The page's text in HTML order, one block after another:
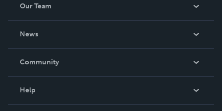
Our Team
News
In The News
Community
Help